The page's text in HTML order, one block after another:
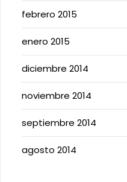
febrero 2015
enero 2015
diciembre 2014
noviembre 2014
septiembre 2014
agosto 2014